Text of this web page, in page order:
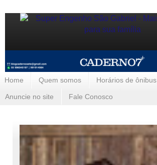
Home Quem somos Horários de ônibus
Anuncie no site Fale Conosco